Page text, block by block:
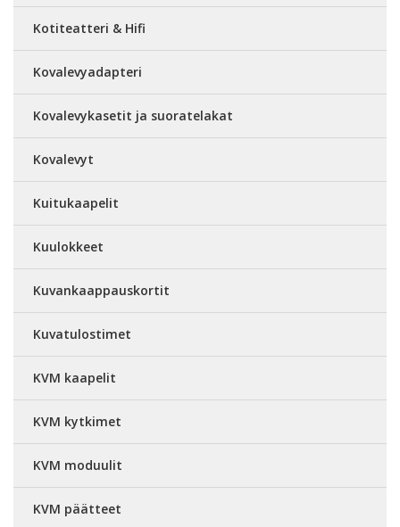
Kotiteatteri & Hifi
Kovalevyadapteri
Kovalevykasetit ja suoratelakat
Kovalevyt
Kuitukaapelit
Kuulokkeet
Kuvankaappauskortit
Kuvatulostimet
KVM kaapelit
KVM kytkimet
KVM moduulit
KVM päätteet